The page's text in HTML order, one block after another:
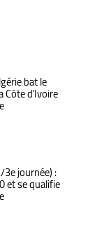
bat le
Côte d'Ivoire
3e journée) :
et se qualifie